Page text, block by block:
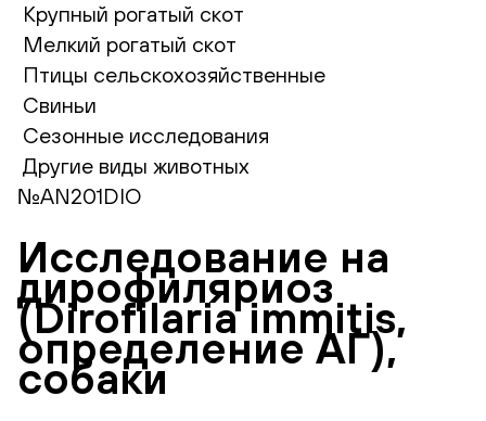
Крупный рогатый скот
Мелкий рогатый скот
Птицы сельскохозяйственные
Свиньи
Сезонные исследования
Другие виды животных
№AN201DIO
Исследование на
дирофиляриоз
(Dirofilaria immitis,
определение АГ),
собаки